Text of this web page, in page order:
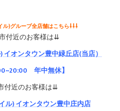
)グループ全店舗はこちら⇩⇩⇩
付近のお客様は⇊
イオンタウン豊中緑丘店(当店）
年中無休】
付近のお客様は⇊
ル)イオンタウン豊中庄内店